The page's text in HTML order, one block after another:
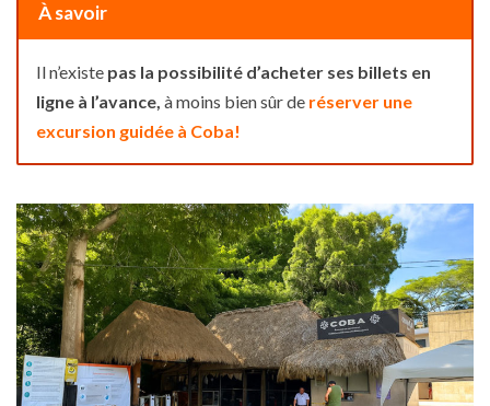
À savoir
Il n’existe pas la possibilité d’acheter ses billets en
ligne à l’avance, à moins bien sûr de réserver une
excursion guidée à Coba!